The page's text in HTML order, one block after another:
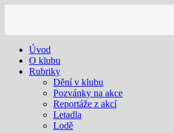
Úvod
O klubu
Rubriky
Dění v klubu
Pozvánky na akce
Reportáže z akcí
Letadla
Lodě